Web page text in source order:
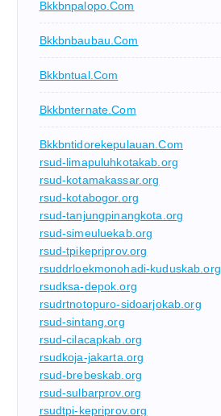
Bkkbnpalopo.com
Bkkbnbaubau.com
Bkkbntual.com
Bkkbnternate.com
Bkkbntidorekepulauan.com
rsud-limapuluhkotakab.org
rsud-kotamakassar.org
rsud-kotabogor.org
rsud-tanjungpinangkota.org
rsud-simeuluekab.org
rsud-tpikepriprov.org
rsuddrloekmonohadi-kuduskab.org
rsudksa-depok.org
rsudrtnotopuro-sidoarjokab.org
rsud-sintang.org
rsud-cilacapkab.org
rsudkoja-jakarta.org
rsud-brebeskab.org
rsud-sulbarprov.org
rsudtpi-kepriprov.org